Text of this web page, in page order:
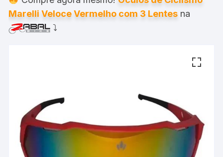
Marelli Veloce Vermelho com 3 Lentes na
⤵